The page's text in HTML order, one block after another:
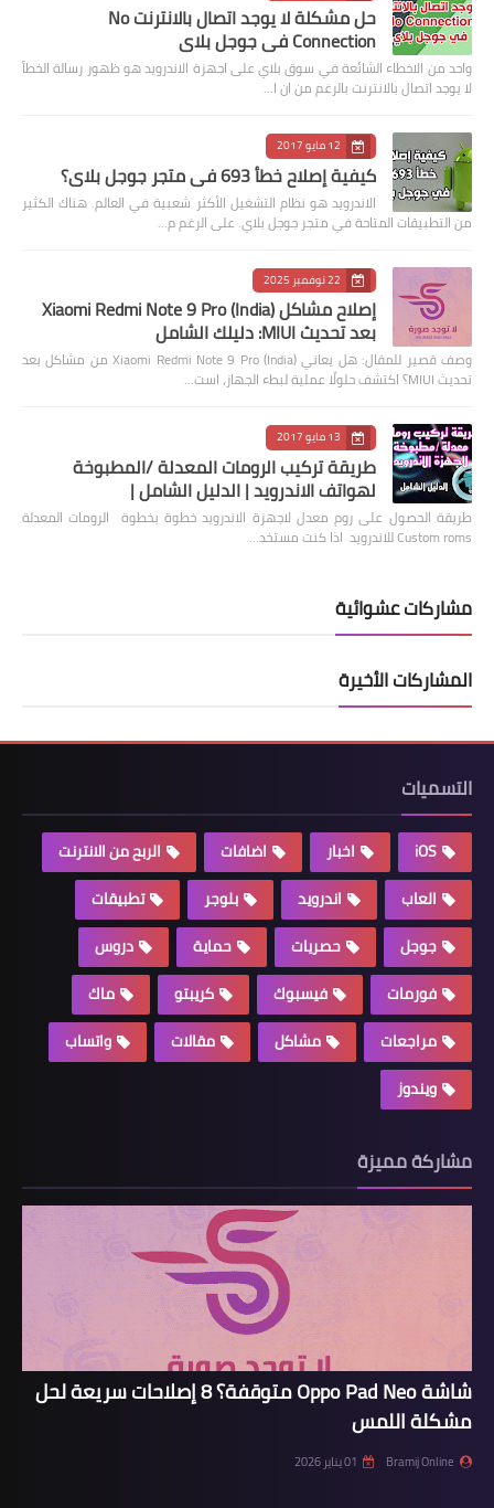
حل مشكلة لا يوجد اتصال بالانترنت No
Connection في جوجل بلاي
واحد من الاخطاء الشائعة في سوق بلاي على اجهزة الاندرويد هو ظهور رسالة الخطأ
لا يوجد اتصال بالانترنت بالرغم من ان ا…
12 مايو 2017
كيفية إصلاح خطأ 693 في متجر جوجل بلاي؟
الاندرويد هو نظام التشغيل الأكثر شعبية في العالم. هناك الكثير
من التطبيقات المتاحة في متجر جوجل بلاي. على الرغم م…
22 نوفمبر 2025
إصلاح مشاكل Xiaomi Redmi Note 9 Pro (India)
بعد تحديث MIUI: دليلك الشامل
وصف قصير للمقال: هل يعاني Xiaomi Redmi Note 9 Pro (India) من مشاكل بعد
تحديث MIUI؟ اكتشف حلولًا عملية لبطء الجهاز، است…
13 مايو 2017
طريقة تركيب الرومات المعدلة /المطبوخة
لهواتف الاندرويد | الدليل الشامل |
طريقة الحصول على روم معدل لاجهزة الاندرويد خطوة بخطوة الرومات المعدلة
Custom roms للاندرويد اذا كنت مستخد…
مشاركات عشوائية
المشاركات الأخيرة
التسميات
iOS اخبار اضافات
الربح من الانترنت
العاب
اندرويد بلوجر
تطبيقات
جوجل
حصريات حماية
دروس
فورمات
فيسبوك كريبتو
ماك
مراجعات
مشاكل مقالات
واتساب
ويندوز
مشاركة مميزة
شاشة Oppo Pad Neo متوقفة؟ 8 إصلاحات سريعة لحل
مشكلة اللمس
Bramij Online 01 يناير 2026